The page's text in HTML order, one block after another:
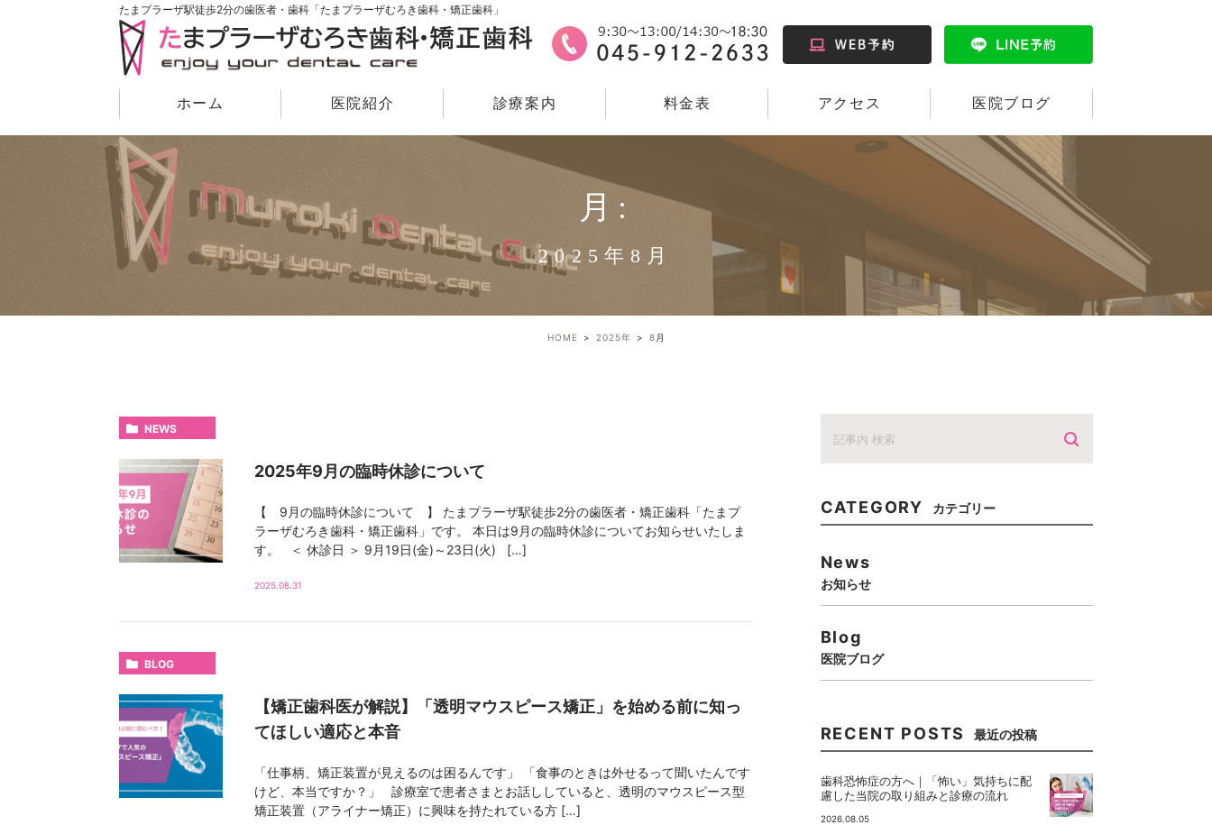
たまプラーザ駅徒歩2分の歯医者・歯科 「たまプラーザむろき歯科・矯正歯科」
ホーム 医院紹介 診療案内 料金表 アクセス 医院ブログ
月:
2025年8月
HOME 2025年 8 月
NEWS
2025年9月の臨時休診について
【 9月の臨時休診について 】 たまプラーザ駅徒歩2分の歯医者・矯正歯科「たまプ
ラーザむろき歯科・矯正歯科」です。 本日は9月の臨時休診についてお知らせいたしま
す。 ＜ 休診日 ＞ 9月19日(金)～23日(火) […]
2025.08.31
BLOG
【矯正歯科医が解説】「透明マウスピース矯正」を始める前に知っ
てほしい適応と本音
「仕事柄、矯正装置が見えるのは困るんです」 「食事のときは外せるって聞いたんです
けど、本当ですか？」 診療室で患者さまとお話ししていると、透明のマウスピース型
矯正装置（アライナー矯正）に興味を持たれている方 […]
CATEGORY カテゴリー
News
お知らせ
Blog
医院ブログ
RECENT POSTS 最近の投稿
歯科恐怖症の方へ｜「怖い」気持ちに配
慮した当院の取り組みと診療の流れ
2026.08.05